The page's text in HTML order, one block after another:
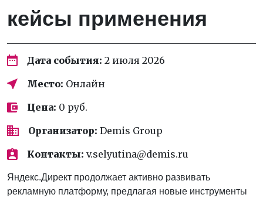
кейсы применения
Дата события: 2 июля 2026
Место: Онлайн
Цена: 0 руб.
Организатор: Demis Group
Контакты: v.selyutina@demis.ru
Яндекс.Директ продолжает активно развивать
рекламную платформу, предлагая новые инструменты